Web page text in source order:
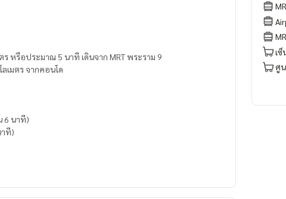
ร หรือประมาณ 5 นาที เดินจาก MRT พระราม 9
เมตร จากคอนโด
6 นาที)
าที)
เ
ศู